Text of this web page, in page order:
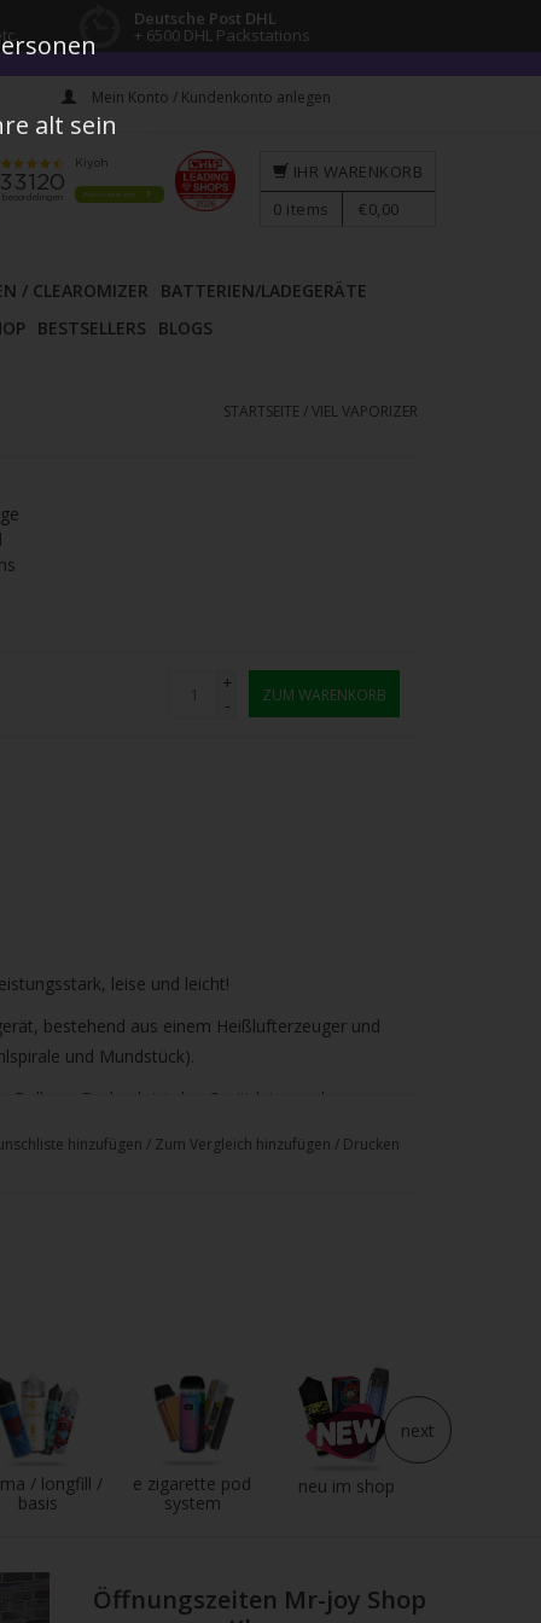
Deutsche Post DHL
+ 6500 DHL Packstations
Mein Konto / Kundenkonto anlegen
/ CLEAROMIZER
BATTERIEN/LADEGERÄTE
BESTSELLERS BLOGS
IHR WARENKORB
0 items €0,00
STARTSEITE /VIEL VAPORIZER
+
-
ZUM WARENKORB
leise und leicht!
bestehend aus einem Heißlufterzeuger und
und Mundstück).
Ballons. Dadurch ist das Gerät leise und
Zoll)
hinzufügen / Zum Vergleich hinzufügen / Drucken
/ longfill /
basis
e zigarette pod
system
neu im shop
next
Öffnungszeiten Mr-joy Shop
alt sein